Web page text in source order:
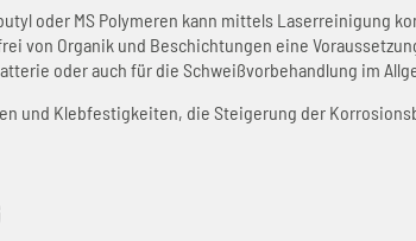
oder MS Polymeren kann mittels Laserreinigung
von Organik und Beschichtungen eine
oder auch für die Schweißvorbehandlung im
und Klebfestigkeiten, die Steigerung der